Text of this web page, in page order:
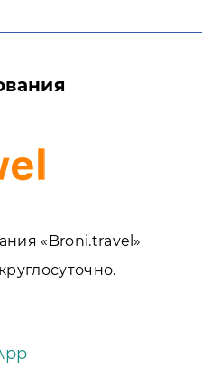
«Broni.travel»